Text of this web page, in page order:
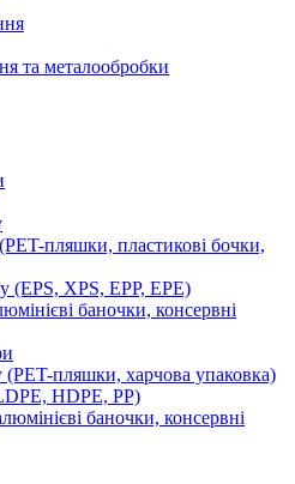
та металообробки
пляшки, пластикові бочки,
(EPS, XPS, EPP, EPE)
баночки, консервні
(PET-пляшки, харчова упаковка)
HDPE, PP)
баночки, консервні